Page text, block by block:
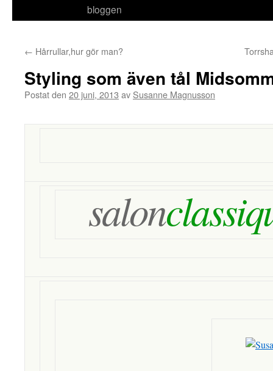
bloggen
← Hårrullar,hur gör man?
Styling som även tål
Postat den 20 juni, 2013 av Susanne Magnusson
salon